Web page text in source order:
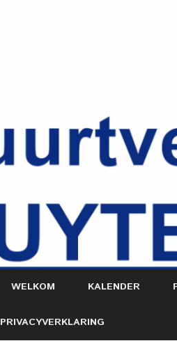
WELKOM KALENDER
PRIVACYVERKLARING